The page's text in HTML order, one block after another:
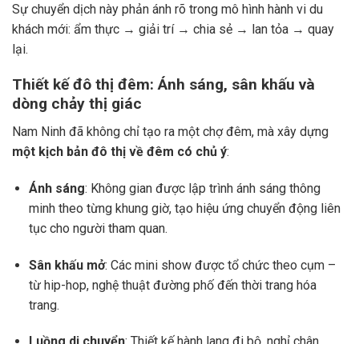
Sự chuyển dịch này phản ánh rõ trong mô hình hành vi du
khách mới: ẩm thực → giải trí → chia sẻ → lan tỏa → quay
lại.
Thiết kế đô thị đêm: Ánh sáng, sân khấu và
dòng chảy thị giác
Nam Ninh đã không chỉ tạo ra một chợ đêm, mà xây dựng
một kịch bản đô thị về đêm có chủ ý:
Ánh sáng: Không gian được lập trình ánh sáng thông
minh theo từng khung giờ, tạo hiệu ứng chuyển động liên
tục cho người tham quan.
Sân khấu mở: Các mini show được tổ chức theo cụm –
từ hip-hop, nghệ thuật đường phố đến thời trang hóa
trang.